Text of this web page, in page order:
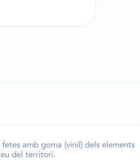
amb goma (vinil) dels elements
del territori.